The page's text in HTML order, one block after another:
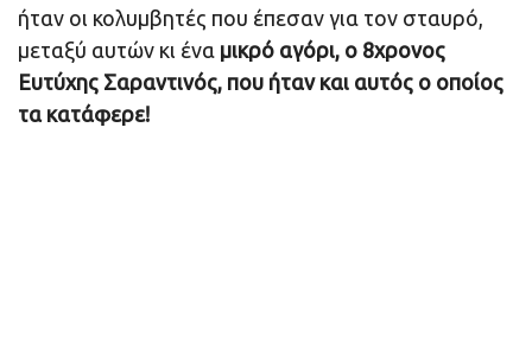
ήταν οι κολυμβητές που έπεσαν για τον σταυρό,
μεταξύ αυτών κι ένα μικρό αγόρι, ο 8χρονος
Ευτύχης Σαραντινός, που ήταν και αυτός ο οποίος
τα κατάφερε!